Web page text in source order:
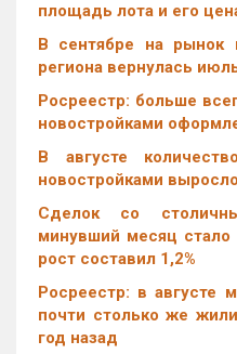
площадь лота и его
В сентябре на рынок
региона вернулась
Росреестр: больше
новостройками
В августе
новостройками
Cделок со
минувший месяц
рост составил 1,2%
Росреестр: в августе
почти столько же
год назад